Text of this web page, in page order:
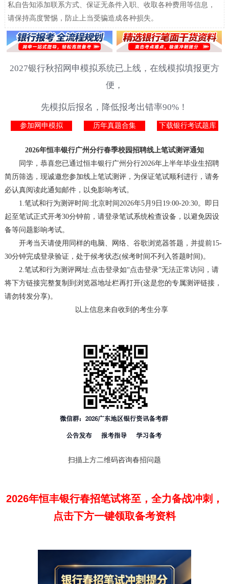
私自告知添加联系方式、保证无条件入职、收取各种费用等信息，
请保持高度警惕，防止上当受骗造成各种损失。
2027银行秋招网申模拟系统已上线，在线模拟填报更方
便，
先模拟后报名，降低报考出错率90%！
参加网申模拟 历年真题合集 下载银行考试题库
2026年恒丰银行广州分行春季校园招聘线上笔试测评通知
同学，恭喜您已通过恒丰银行广州分行2026年上半年毕业生招聘
简历筛选，现诚邀您参加线上笔试测评，为保证笔试顺利进行，请务
必认真阅读此通知邮件，以免影响考试。
1.笔试和行为测评时间:北京时间2026年5月9日19:00-20:30。即日
起至笔试正式开考30分钟前，请登录笔试系统检查设备，以避免因设
备等问题影响考试。
开考当天请使用同样的电脑、网络、谷歌浏览器答题，并提前15-
30分钟完成登录验证，处于候考状态(候考时间不列入答题时间)。
2.笔试和行为测评网址:点击登录如“点击登录”无法正常访问，请
将下方链接完整复制到浏览器地址栏再打开(这是您的专属测评链接，
请勿转发分享)。
以上信息来自收到的考生分享
扫描上方二维码咨询春招问题
2026年恒丰银行春招笔试将至，全力备战冲刺，
点击下方一键领取备考资料